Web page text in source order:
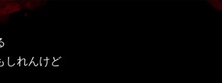
しれんけど